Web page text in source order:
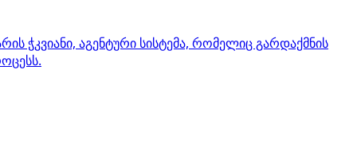
ჭკვიანი, აგენტური სისტემა, რომელიც გარდაქმნის